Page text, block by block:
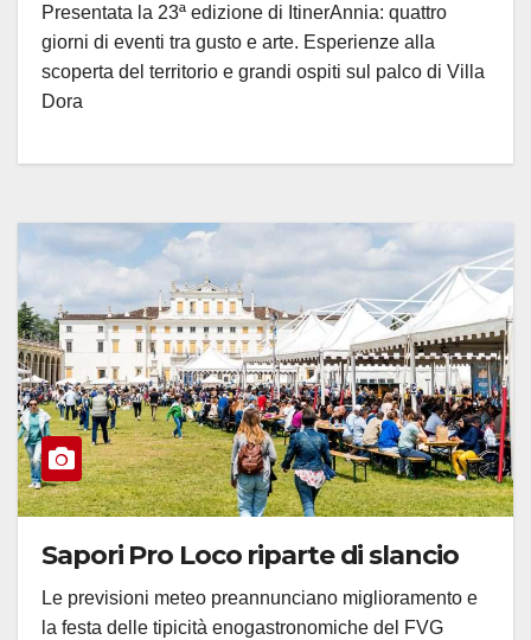
Presentata la 23ª edizione di ItinerAnnia: quattro
giorni di eventi tra gusto e arte. Esperienze alla
scoperta del territorio e grandi ospiti sul palco di Villa
Dora
Sapori Pro Loco riparte di slancio
Le previsioni meteo preannunciano miglioramento e
la festa delle tipicità enogastronomiche del FVG